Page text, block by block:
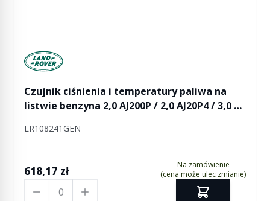
Manufactured by Land rover
Czujnik ciśnienia i temperatury paliwa na
listwie benzyna 2,0 AJ200P / 2,0 AJ20P4 / 3,0 SC
Discovery Sport / RR L405 / RR Sport od 2014 /
LR108241GEN
618,17 zł
Na zamówienie
(cena może ulec zmianie)